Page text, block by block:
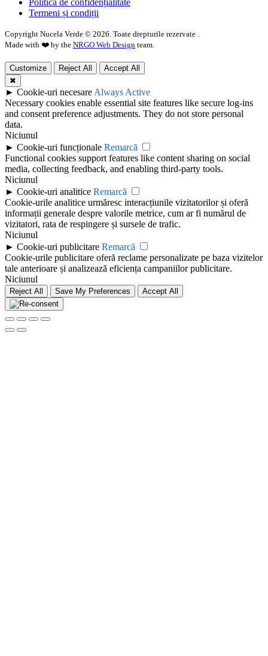
Termeni și condiții
Copyright Nucela Verde © 2026 . Toate drepturile rezervate .
Made with ❤️ by the NRGO Web Design team.
Customize Reject All
Accept All
✖
► Cookie-uri necesare Always Active
Necessary cookies enable essential site features like secure log-ins
and consent preference adjustments. They do not store personal
data.
Niciunul
► Cookie-uri funcționale Remarcă
Functional cookies support features like content sharing on social
media, collecting feedback, and enabling third-party tools.
Niciunul
► Cookie-uri analitice Remarcă
Cookie-urile analitice urmăresc interacțiunile vizitatorilor și oferă
informații generale despre valorile metrice, cum ar fi numărul de
vizitatori, rata de respingere și sursele de trafic.
Niciunul
► Cookie-uri publicitare Remarcă
Cookie-urile publicitare oferă reclame personalizate pe baza vizitelor
tale anterioare și analizează eficiența campaniilor publicitare.
Niciunul
Reject All Save My Preferences Accept All